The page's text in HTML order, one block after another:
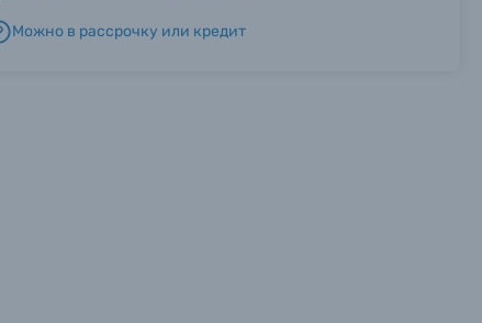
Можно в рассрочку или кредит